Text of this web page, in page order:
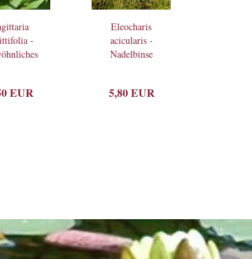
-
EUR
Eleocharis
acicularis -
Nadelbinse
5,80 EUR